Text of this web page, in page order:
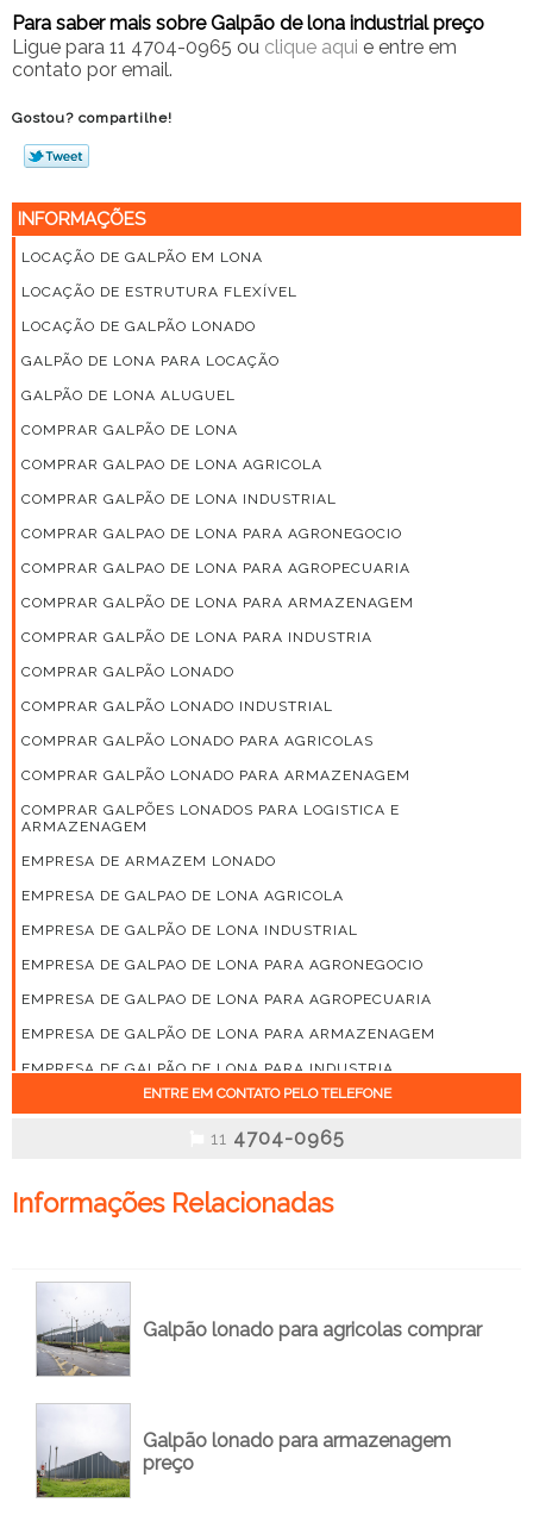
Para saber mais sobre Galpão de lona industrial preço
Ligue para 11 4704-0965 ou clique aqui e entre em
contato por email.
Gostou? compartilhe!
INFORMAÇÕES
LOCAÇÃO DE GALPÃO EM LONA
LOCAÇÃO DE ESTRUTURA FLEXÍVEL
LOCAÇÃO DE GALPÃO LONADO
GALPÃO DE LONA PARA LOCAÇÃO
GALPÃO DE LONA ALUGUEL
COMPRAR GALPÃO DE LONA
COMPRAR GALPAO DE LONA AGRICOLA
COMPRAR GALPÃO DE LONA INDUSTRIAL
COMPRAR GALPAO DE LONA PARA AGRONEGOCIO
COMPRAR GALPAO DE LONA PARA AGROPECUARIA
COMPRAR GALPÃO DE LONA PARA ARMAZENAGEM
COMPRAR GALPÃO DE LONA PARA INDUSTRIA
COMPRAR GALPÃO LONADO
COMPRAR GALPÃO LONADO INDUSTRIAL
COMPRAR GALPÃO LONADO PARA AGRICOLAS
COMPRAR GALPÃO LONADO PARA ARMAZENAGEM
COMPRAR GALPÕES LONADOS PARA LOGISTICA E
ARMAZENAGEM
EMPRESA DE ARMAZEM LONADO
EMPRESA DE GALPAO DE LONA AGRICOLA
EMPRESA DE GALPÃO DE LONA INDUSTRIAL
EMPRESA DE GALPAO DE LONA PARA AGRONEGOCIO
EMPRESA DE GALPAO DE LONA PARA AGROPECUARIA
EMPRESA DE GALPÃO DE LONA PARA ARMAZENAGEM
EMPRESA DE GALPÃO DE LONA PARA INDUSTRIA
EMPRESA DE GALPÃO LONA
EMPRESA DE GALPÃO LONA PREÇO
EMPRESA DE GALPÃO LONADO INDUSTRIAL
EMPRESA DE GALPÃO LONADO PREÇO
EMPRESA DE GALPÕES LONADOS PARA LOGISTICA E
ARMAZENAGEM
EMPRESA DE MONTAGEM DE GALPÃO LONADO
FORNECEDOR DE GALPÃO LONA
GALPÃO ARMAZENAGEM SOJA
ENTRE EM CONTATO PELO TELEFONE
11 4704-0965
Informações Relacionadas
Galpão lonado para agricolas comprar
Galpão lonado para armazenagem
preço